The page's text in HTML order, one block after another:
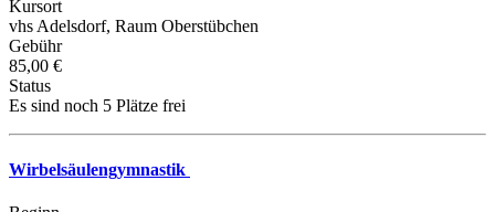
Kursort
vhs Adelsdorf, Raum Oberstübchen
Gebühr
85,00 €
Status
Es sind noch 5 Plätze frei
Wirbelsäulengymnastik